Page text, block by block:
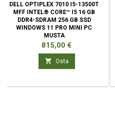
DELL OPTIPLEX 7010 I5-13500T
MFF INTEL® CORE™ I5 16 GB
DDR4-SDRAM 256 GB SSD
WINDOWS 11 PRO MINI PC
MUSTA
Hinta
815,00 €
 Osta